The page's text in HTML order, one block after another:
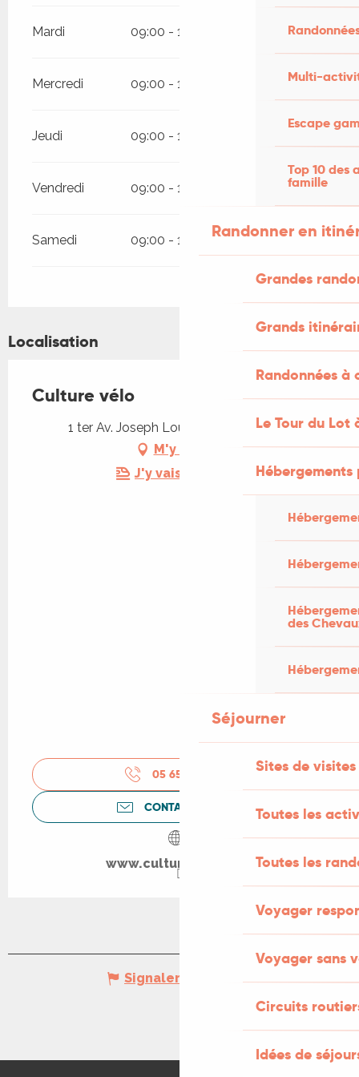
Multi-
Escape
Top 10 des
famille
Randonner en
Grandes
Grands
Randonnées
Le Tour du Lot
des
Séjourner
Sites de visites
Toutes les
Toutes les
Voyager
Voyager sans
Circuits
Idées de
Mardi 09:00 - 12:00 14:00 - 19:00
Mercredi 09:00 - 12:00 14:00 - 19:00
Jeudi 09:00 - 12:00
Vendredi 09:00 - 12:00 14:00 - 19:00
Samedi 09:00 - 12:00 14:00 - 19:00
Localisation
Culture vélo
1 ter Av. Joseph Loubet, 46100 Figeac
M'y rendre
J'y vais en train !
05 65 34 38
CONTACTEZ-NOUS
www.culturevelo.com
Signaler une erreur